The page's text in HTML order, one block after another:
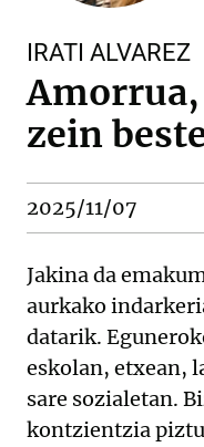
IRATI ALVAREZ
zein
2025/11/07
Jakina da
aurkako
datarik.
eskolan, etxean,
sare sozialetan.
kontzientzia